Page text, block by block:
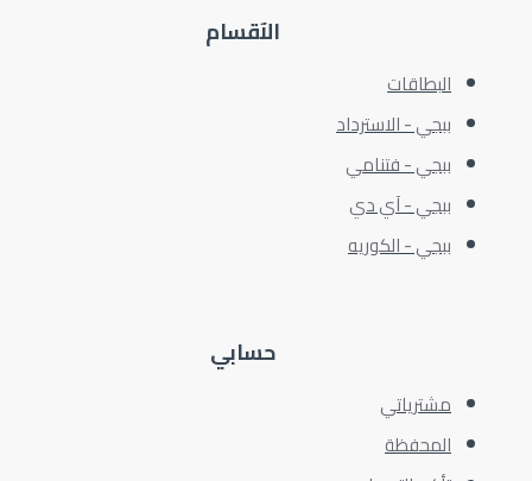
الآقسام
البطاقات
ببجي - الاسترداد
ببجي - فتنامي
ببجي - آي دي
ببجي - الكوريه
حسابي
مشترياتي
المحفظة